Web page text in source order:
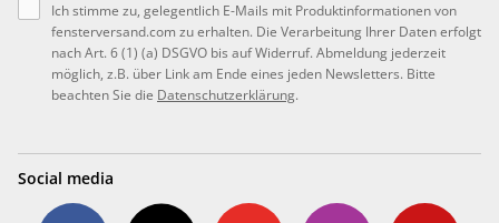
Ich stimme zu, gelegentlich E-Mails mit Produktinformationen von
fensterversand.com zu erhalten. Die Verarbeitung Ihrer Daten erfolgt
nach Art. 6 (1) (a) DSGVO bis auf Widerruf. Abmeldung jederzeit
möglich, z.B. über Link am Ende eines jeden Newsletters. Bitte
beachten Sie die Datenschutzerklärung.
Social media